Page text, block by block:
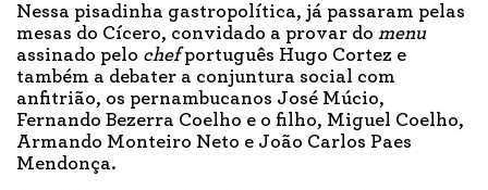
Nessa pisadinha gastropolítica, já passaram pelas
mesas do Cícero, convidado a provar do menu
assinado pelo chefportuguês Hugo Cortez e
também a debater a conjuntura social com
anfitrião, os pernambucanos José Múcio,
Fernando Bezerra Coelho e o filho, Miguel Coelho,
Armando Monteiro Neto e João Carlos Paes
Mendonça.